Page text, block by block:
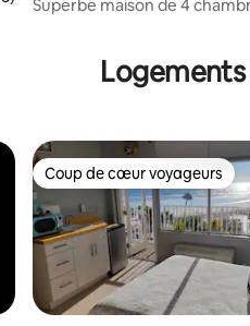
Superbe maison de 4
Logements
Coup de cœur voyageurs
Coup de cœur voyageurs